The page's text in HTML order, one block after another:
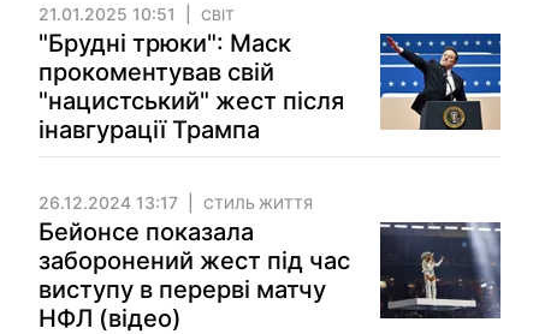
21.01.2025 10:51 СВІТ
"Брудні трюки": Маск
прокоментував свій
"нацистський" жест після
інавгурації Трампа
26.12.2024 13:17 СТИЛЬ ЖИТТЯ
Бейонсе показала
заборонений жест під час
виступу в перерві матчу
НФЛ (відео)